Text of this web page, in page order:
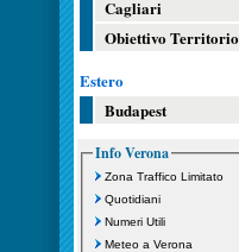
Cagliari
Obiettivo Territorio
Estero
Budapest
Info Verona
Zona Traffico Limitato
Quotidiani
Numeri Utili
Meteo a Verona